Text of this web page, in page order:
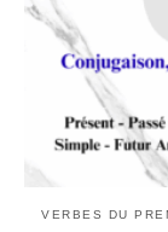
VERBES DU